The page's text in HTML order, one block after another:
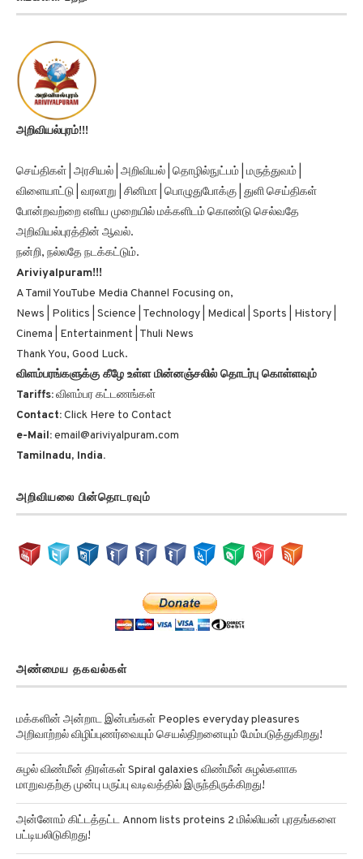
அறிவியல்புரம்!!!
செய்திகள் | அரசியல் | அறிவியல் | தொழில்நுட்பம் | மருத்துவம் |
விளையாட்டு | வரலாறு | சினிமா | பொழுதுபோக்கு | துளி செய்திகள்
போன்றவற்றை எளிய முறையில் மக்களிடம் கொண்டு செல்வதே
அறிவியல்புரத்தின் ஆவல்.
நன்றி, நல்லதே நடக்கட்டும்.
Ariviyalpuram!!!
A Tamil YouTube Media Channel Focusing on,
News | Politics | Science | Technology | Medical | Sports | History |
Cinema | Entertainment | Thuli News
Thank You, Good Luck.
விளம்பரங்களுக்கு கீழே உள்ள மின்னஞ்சலில் தொடர்பு கொள்ளவும்
Tariffs:விளம்பர கட்டணங்கள்
Contact:Click Here to Contact
e-Mail:email@ariviyalpuram.com
Tamilnadu, India.
அறிவியலை பின்தொடரவும்
அண்மைய தகவல்கள்
மக்களின் அன்றாட இன்பங்கள் Peoples everyday pleasures
அறிவாற்றல் விழிப்புணர்வையும் செயல்திறனையும் மேம்படுத்துகிறது!
சுழல் விண்மீன் திரள்கள் Spiral galaxies விண்மீன் சுழல்களாக
மாறுவதற்கு முன்பு பருப்பு வடிவத்தில் இருந்திருக்கிறது!
அன்னோம் கிட்டத்தட்ட Annom lists proteins 2 மில்லியன் புரதங்களை
பட்டியலிடுகிறது!